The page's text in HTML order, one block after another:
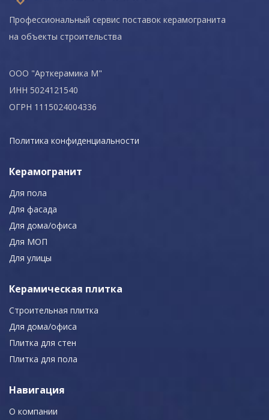
Профессиональный сервис поставок керамогранита
на объекты строительства
ООО "Арткерамика М"
ИНН 5024121540
ОГРН 1115024004336
Политика конфиденциальности
Керамогранит
Для пола
Для фасада
Для дома/офиса
Для МОП
Для улицы
Керамическая плитка
Строительная плитка
Для дома/офиса
Плитка для стен
Плитка для пола
Навигация
О компании